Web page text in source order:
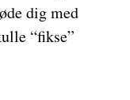
dig med
“fikse”